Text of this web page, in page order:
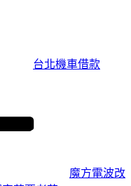
台北機車借款
魔方電波改